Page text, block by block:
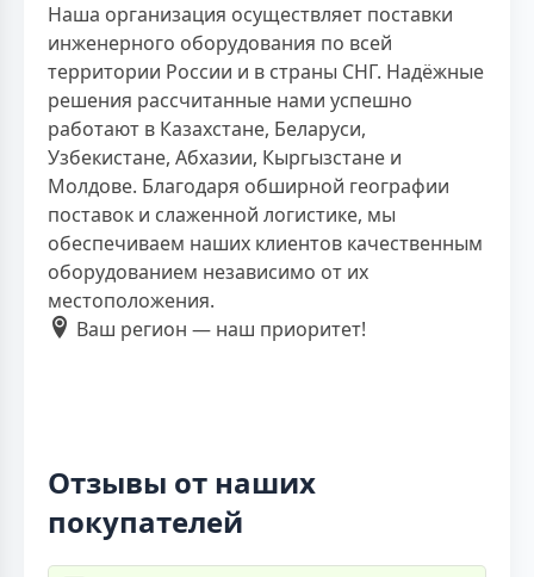
Наша организация осуществляет поставки
инженерного оборудования по всей
территории России и в страны СНГ. Надёжные
решения рассчитанные нами успешно
работают в Казахстане, Беларуси,
Узбекистане, Абхазии, Кыргызстане и
Молдове. Благодаря обширной географии
поставок и слаженной логистике, мы
обеспечиваем наших клиентов качественным
оборудованием независимо от их
местоположения.
Ваш регион — наш приоритет!
Отзывы от наших
покупателей